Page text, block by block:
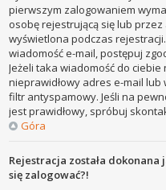
pierwszym zalogowaniem
osobę rejestrującą się lub
wyświetlona podczas rejestracji.
wiadomość e-mail, postępuj
Jeżeli taka wiadomość do
nieprawidłowy adres e-mail
filtr antyspamowy. Jeśli na
jest prawidłowy, spróbuj
Góra
Rejestracja została
się zalogować?!